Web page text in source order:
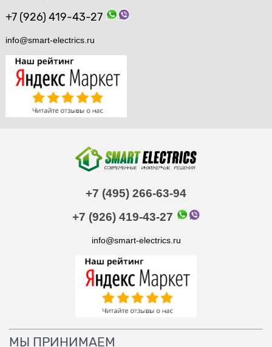
+7 (926) 419-43-27
info@smart-electrics.ru
+7 (495) 266-63-94
+7 (926) 419-43-27
info@smart-electrics.ru
МЫ ПРИНИМАЕМ